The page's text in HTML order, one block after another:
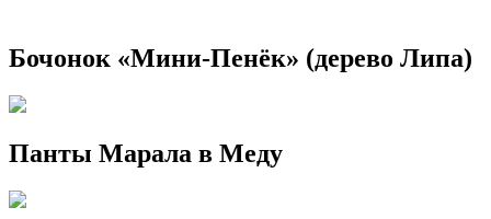
Бочонок «Мини-Пенёк» (дерево Липа)
Панты Марала в Меду